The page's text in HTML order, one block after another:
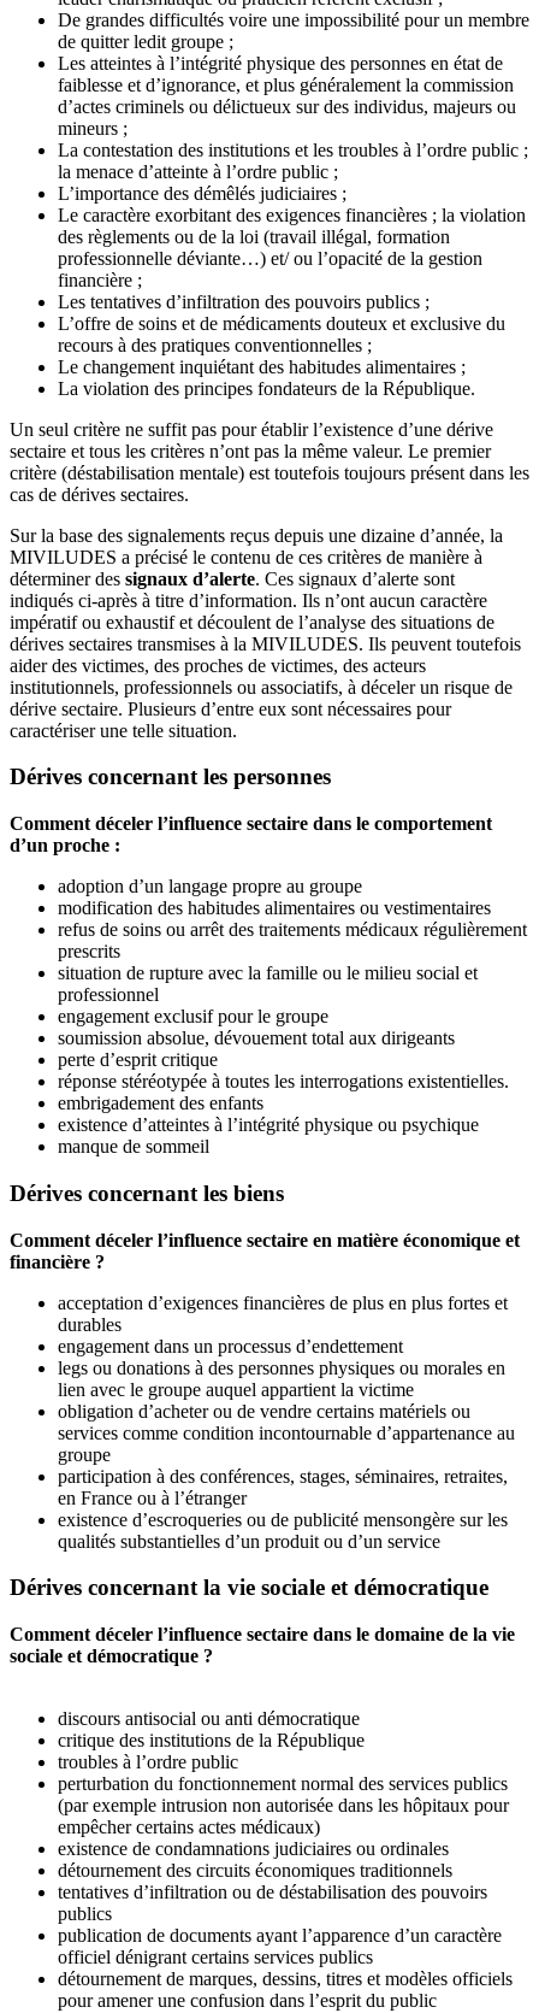
De grandes difficultés voire une impossibilité pour un membre
de quitter ledit groupe ;
Les atteintes à l’intégrité physique des personnes en état de
faiblesse et d’ignorance, et plus généralement la commission
d’actes criminels ou délictueux sur des individus, majeurs ou
mineurs ;
La contestation des institutions et les troubles à l’ordre public ;
la menace d’atteinte à l’ordre public ;
L’importance des démêlés judiciaires ;
Le caractère exorbitant des exigences financières ; la violation
des règlements ou de la loi (travail illégal, formation
professionnelle déviante…) et/ ou l’opacité de la gestion
financière ;
Les tentatives d’infiltration des pouvoirs publics ;
L’offre de soins et de médicaments douteux et exclusive du
recours à des pratiques conventionnelles ;
Le changement inquiétant des habitudes alimentaires ;
La violation des principes fondateurs de la République.
Un seul critère ne suffit pas pour établir l’existence d’une dérive
sectaire et tous les critères n’ont pas la même valeur. Le premier
critère (déstabilisation mentale) est toutefois toujours présent dans les
cas de dérives sectaires.
Sur la base des signalements reçus depuis une dizaine d’année, la
MIVILUDES a précisé le contenu de ces critères de manière à
déterminer des signaux d’alerte. Ces signaux d’alerte sont
indiqués ci-après à titre d’information. Ils n’ont aucun caractère
impératif ou exhaustif et découlent de l’analyse des situations de
dérives sectaires transmises à la MIVILUDES. Ils peuvent toutefois
aider des victimes, des proches de victimes, des acteurs
institutionnels, professionnels ou associatifs, à déceler un risque de
dérive sectaire. Plusieurs d’entre eux sont nécessaires pour
caractériser une telle situation.
Dérives concernant les personnes
Comment déceler l’influence sectaire dans le comportement
d’un proche :
adoption d’un langage propre au groupe
modification des habitudes alimentaires ou vestimentaires
refus de soins ou arrêt des traitements médicaux régulièrement
prescrits
situation de rupture avec la famille ou le milieu social et
professionnel
engagement exclusif pour le groupe
soumission absolue, dévouement total aux dirigeants
perte d’esprit critique
réponse stéréotypée à toutes les interrogations existentielles.
embrigadement des enfants
existence d’atteintes à l’intégrité physique ou psychique
manque de sommeil
Dérives concernant les biens
Comment déceler l’influence sectaire en matière économique et
financière ?
acceptation d’exigences financières de plus en plus fortes et
durables
engagement dans un processus d’endettement
legs ou donations à des personnes physiques ou morales en
lien avec le groupe auquel appartient la victime
obligation d’acheter ou de vendre certains matériels ou
services comme condition incontournable d’appartenance au
groupe
participation à des conférences, stages, séminaires, retraites,
en France ou à l’étranger
existence d’escroqueries ou de publicité mensongère sur les
qualités substantielles d’un produit ou d’un service
Dérives concernant la vie sociale et démocratique
Comment déceler l’influence sectaire dans le domaine de la vie
sociale et démocratique ?
discours antisocial ou anti démocratique
critique des institutions de la République
troubles à l’ordre public
perturbation du fonctionnement normal des services publics
(par exemple intrusion non autorisée dans les hôpitaux pour
empêcher certains actes médicaux)
existence de condamnations judiciaires ou ordinales
détournement des circuits économiques traditionnels
tentatives d’infiltration ou de déstabilisation des pouvoirs
publics
publication de documents ayant l’apparence d’un caractère
officiel dénigrant certains services publics
détournement de marques, dessins, titres et modèles officiels
pour amener une confusion dans l’esprit du public